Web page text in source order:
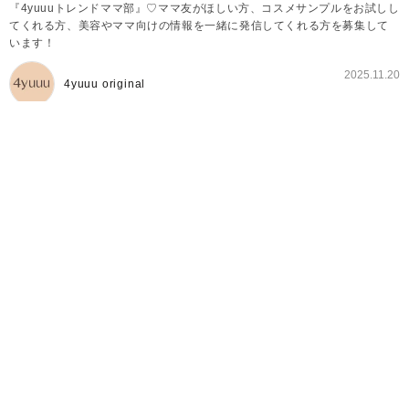
『4yuuuトレンドママ部』♡ママ友がほしい方、コスメサンプルをお試しし
てくれる方、美容やママ向けの情報を一緒に発信してくれる方を募集して
います！
4yuuu original
2025.11.20